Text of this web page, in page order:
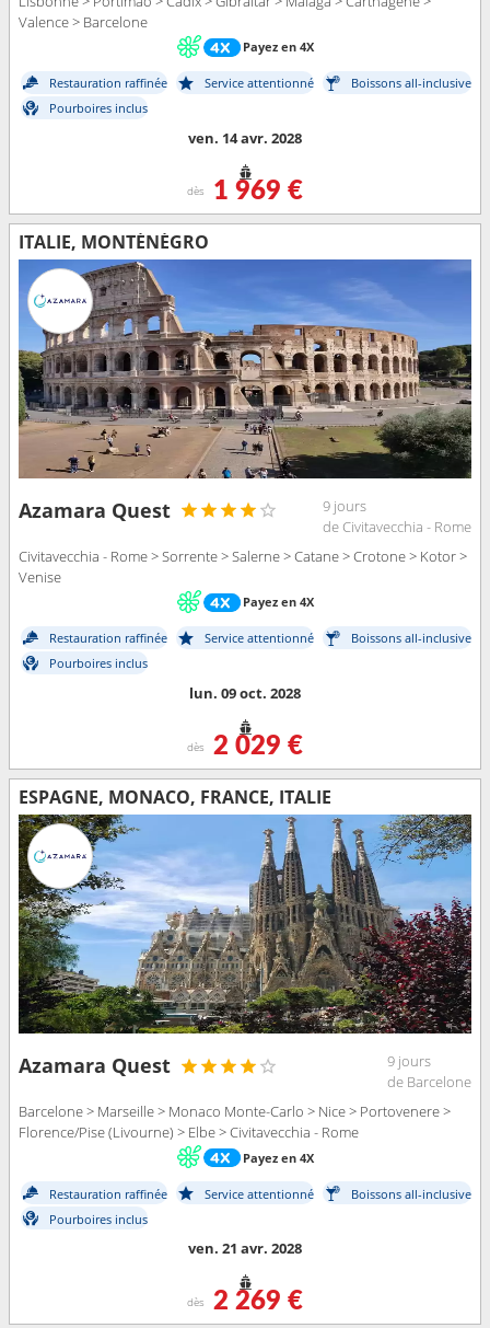
Valence > Barcelone
Payez en 4X
Restauration raffinée Service attentionné
Boissons all-inclusive
Pourboires inclus
ven. 14 avr. 2028
dès 1 969 €
ITALIE, MONTÉNÉGRO
Azamara Quest
9 jours
de Civitavecchia - Rome
Civitavecchia - Rome > Sorrente > Salerne > Catane > Crotone > Kotor >
Venise
Payez en 4X
Restauration raffinée Service attentionné
Boissons all-inclusive
Pourboires inclus
lun. 09 oct. 2028
dès 2 029 €
ESPAGNE, MONACO, FRANCE, ITALIE
Azamara Quest
9 jours
de Barcelone
Barcelone > Marseille > Monaco Monte-Carlo > Nice > Portovenere >
Florence/Pise (Livourne) > Elbe > Civitavecchia - Rome
Payez en 4X
Restauration raffinée Service attentionné
Boissons all-inclusive
Pourboires inclus
ven. 21 avr. 2028
dès 2 269 €